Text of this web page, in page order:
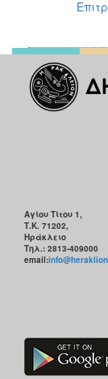
2015
2012
2011
2010
ΕΠΙΣΚΕΠΤΗΣ
Αγίου Τίτου 1,
Τ.Κ. 71202,
Ηράκλειο
Τηλ.: 2813-409000
email: